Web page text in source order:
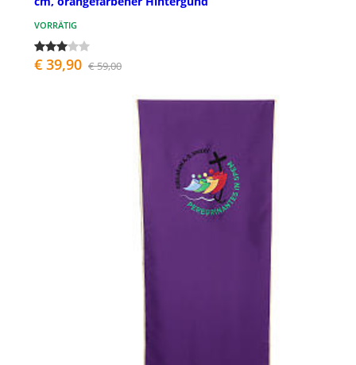
VORRÄTIG
€ 39,90 € 59,00